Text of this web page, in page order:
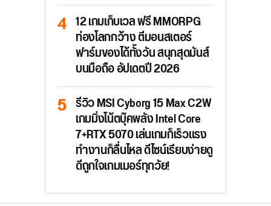
12 เกมเก็บเวล ฟรี MMORPG
ท่องโลกกว้าง ตีมอนสเตอร์
ฟาร์มของได้ทั้งวัน สนุกสุดมันส์
บนมือถือ อัปเดตปี 2026
รีวิว MSI Cyborg 15 Max C2W
เกมมิ่งโน้ตบุ๊คพลัง Intel Core
7+RTX 5070 เล่นเกมก็เร็วแรง
ทำงานก็ลื่นไหล ดีไซน์เรียบง่ายดู
ดีถูกใจเกมเมอร์ทุกวัย!